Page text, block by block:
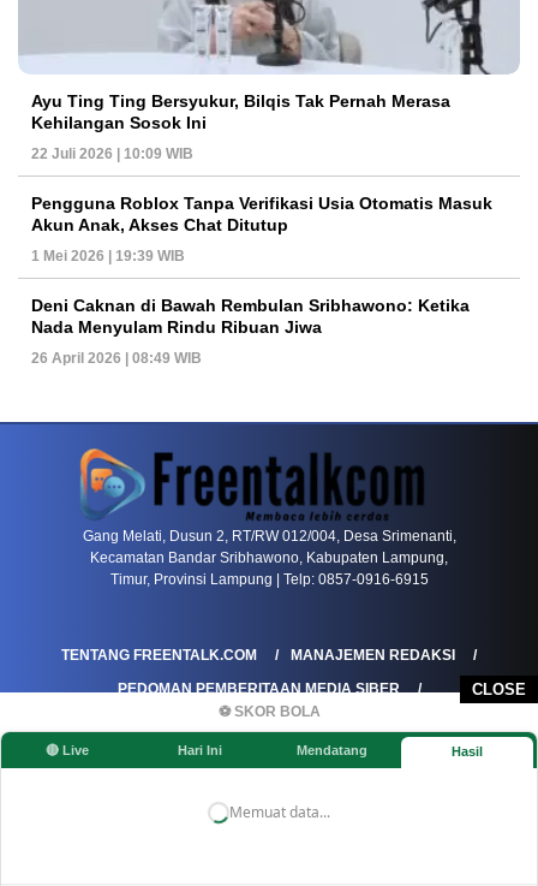
CLOSE
⚽ SKOR BOLA
🔴 Live Hari Ini Mendatang Hasil
Memuat data...
Ayu Ting Ting Bersyukur, Bilqis Tak Pernah Merasa
Kehilangan Sosok Ini
22 Juli 2026 | 10:09 WIB
Pengguna Roblox Tanpa Verifikasi Usia Otomatis Masuk
Akun Anak, Akses Chat Ditutup
1 Mei 2026 | 19:39 WIB
Deni Caknan di Bawah Rembulan Sribhawono: Ketika
Nada Menyulam Rindu Ribuan Jiwa
26 April 2026 | 08:49 WIB
Gang Melati, Dusun 2, RT/RW 012/004, Desa Srimenanti,
Kecamatan Bandar Sribhawono, Kabupaten Lampung,
Timur, Provinsi Lampung | Telp: 0857-0916-6915
TENTANG FREENTALK.COM
MANAJEMEN REDAKSI
PEDOMAN PEMBERITAAN MEDIA SIBER
PEDOMAN PEMBERITAAN RAMAH ANAK
KOREKSI & KLARIFIKASI
KEBIJAKAN IKLAN / ADVERTORIAL